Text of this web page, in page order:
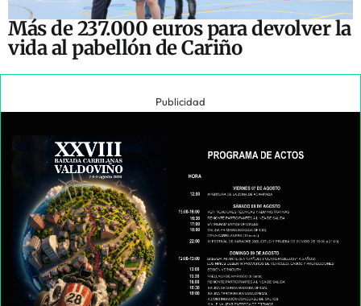
Más de 237.000 euros para devolver la
vida al pabellón de Cariño
Publicidad